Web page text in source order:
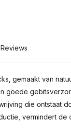
Reviews
gemaakt van
goede
die ontstaat
vermindert de